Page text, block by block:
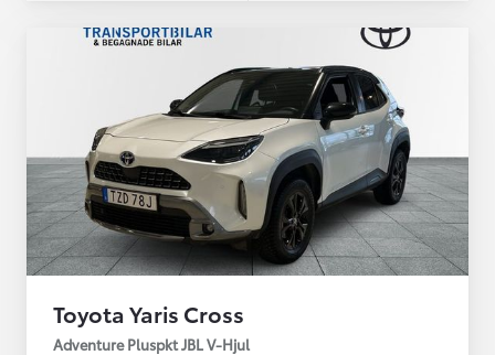
Toyota Yaris Cross
Adventure Pluspkt JBL V-Hjul